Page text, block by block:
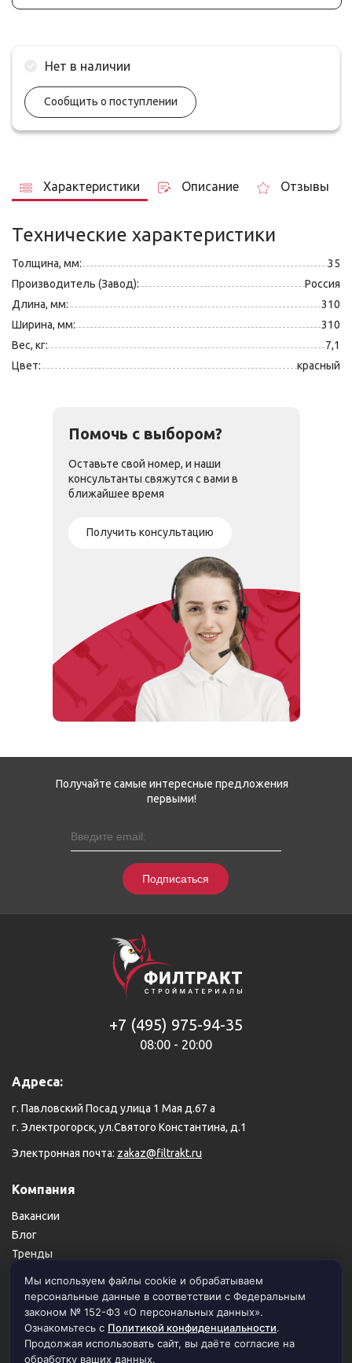
Нет в наличии
Сообщить о поступлении
Характеристики Описание Отзывы
Технические характеристики
Толщина, мм:
35
Производитель (Завод):
Россия
Длина, мм:
310
Ширина, мм:
310
Вес, кг:
7,1
Цвет:
красный
Помочь с выбором?
Оставьте свой номер, и наши
консультанты свяжутся с вами в
ближайшее время
Получить консультацию
Получайте самые интересные предложения
первыми!
Подписаться
+7 (495) 975-94-35
08:00 - 20:00
Адреса:
г. Павловский Посад улица 1 Мая д.67 а
г. Электрогорск, ул.Святого Константина, д.1
Электронная почта: zakaz@filtrakt.ru
Компания
Вакансии
Блог
Тренды
Карта сайта
Пользовательское соглашение
Политика конфиденциальности
Мы используем файлы cookie и обрабатываем
персональные данные в соответствии с Федеральным
законом № 152-ФЗ «О персональных данных».
Ознакомьтесь с Политикой конфиденциальности.
Продолжая использовать сайт, вы даёте согласие на
обработку ваших данных.